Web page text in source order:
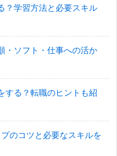
？学習方法と必要スキル
・ソフト・仕事への活か
する？転職のヒントも紹
のコツと必要なスキルを